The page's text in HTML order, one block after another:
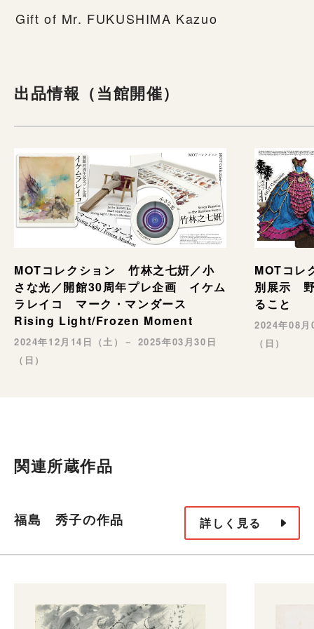
Gift of Mr. FUKUSHIMA Kazuo
出品情報（当館開催）
MOTコレクション 竹林之七姸／小
さな光／開館30周年プレ企画 イケム
ラレイコ マーク・マンダース
Rising Light/Frozen Moment
2024年12月14日（土）－ 2025年03月30日
（日）
MOTコレ
別展示
ること
2024年08
（日）
関連所蔵作品
福島 秀子の作品 詳しく見る